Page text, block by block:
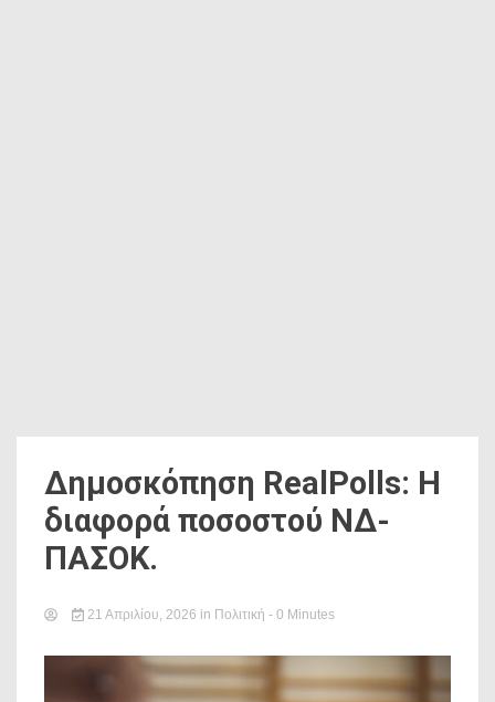
Δημοσκόπηση RealPolls: Η
διαφορά ποσοστού ΝΔ-
ΠΑΣΟΚ.
21 Απριλίου, 2026 in Πολιτική - 0 Minutes